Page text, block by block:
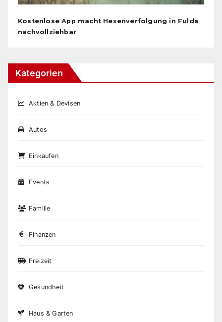
Kostenlose App macht Hexenverfolgung in Fulda
nachvollziehbar
Kategorien
Aktien & Devisen
Autos
Einkaufen
Events
Familie
Finanzen
Freizeit
Gesundheit
Haus & Garten